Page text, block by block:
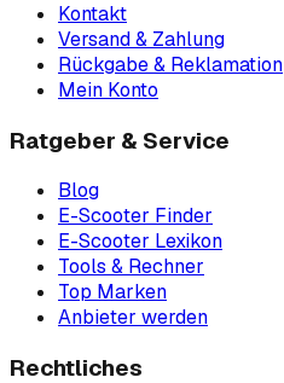
Kontakt
Versand & Zahlung
Rückgabe & Reklamation
Mein Konto
Ratgeber & Service
Blog
E-Scooter Finder
E-Scooter Lexikon
Tools & Rechner
Top Marken
Anbieter werden
Rechtliches